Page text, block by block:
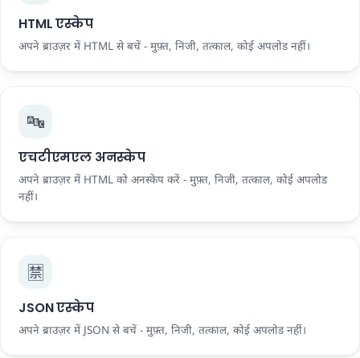
HTML एस्केप
अपने ब्राउज़र में HTML से बचें - मुफ़्त, निजी, तत्काल, कोई अपलोड नहीं।
🔤
एचटीएमएल अनस्केप
अपने ब्राउज़र में HTML को अनस्केप करें - मुफ़्त, निजी, तत्काल, कोई अपलोड
नहीं।
🈲
JSON एस्केप
अपने ब्राउज़र में JSON से बचें - मुफ़्त, निजी, तत्काल, कोई अपलोड नहीं।